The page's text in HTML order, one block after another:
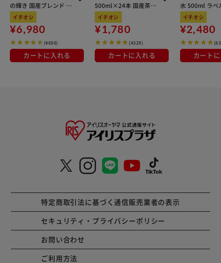
の輝き 国産ブレンド 5
kg×3袋
イチオシ
¥6,980
(4690)
カートに入れる
500ml×24本 国産茶葉
100％使用
イチオシ
¥1,780
(4329)
カートに入れる
水 500ml ラベ
イチオシ
¥2,480
カート
特定商取引法に基づく通信販売業者の表示
セキュリティ・プライバシーポリシー
お問い合わせ
ご利用方法